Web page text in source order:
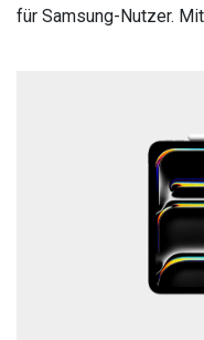
für Samsung-Nutzer.